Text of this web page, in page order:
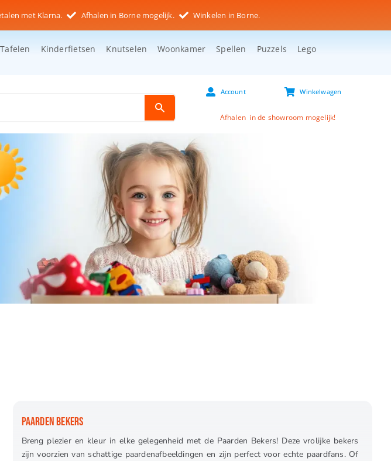
met Klarna. Afhalen in Borne mogelijk. Winkelen in Borne.
Kinderfietsen Knutselen Woonkamer Spellen Puzzels Lego
Account Winkelwagen
Afhalen in de showroom mogelijk!
PAARDEN BEKERS
Breng plezier en kleur in elke gelegenheid met de Paarden Bekers! Deze vrolijke bekers
zijn voorzien van schattige paardenafbeeldingen en zijn perfect voor echte paardfans. Of